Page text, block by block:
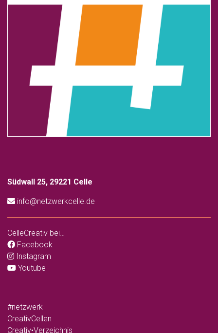
Südwall 25, 29221 Celle
info@netzwerkcelle.de
CelleCreativ bei…
Facebook
Instagram
Youtube
#netzwerk
CreativCellen
Creativ•Verzeichnis